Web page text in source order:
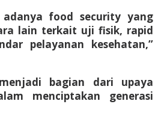
adanya food security yang
lain terkait uji fisik, rapid
pelayanan kesehatan,”
bagian dari upaya
menciptakan generasi